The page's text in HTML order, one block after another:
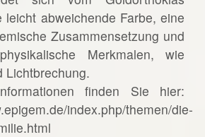
leicht abweichende Farbe, eine
Zusammensetzung und
Merkmalen, wie
Lichtbrechung.
finden Sie hier:
index.php/themen/die-